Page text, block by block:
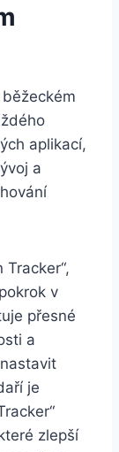
aplikací,
a
v
přesné
a
je
zlepší